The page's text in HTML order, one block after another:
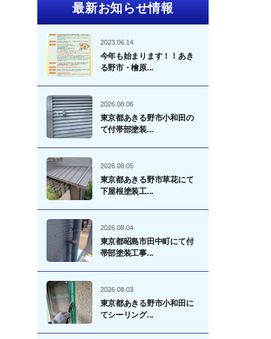
最新お知らせ情報
2023.06.14
今年も始まります！！あき
る野市・檜原...
2026.08.06
東京都あきる野市小和田の
て付帯部塗装...
2026.08.05
東京都あきる野市草花にて
下屋根塗装工...
2026.08.04
東京都昭島市田中町にて付
帯部塗装工事...
2026.08.03
東京都あきる野市小和田に
てシーリング...